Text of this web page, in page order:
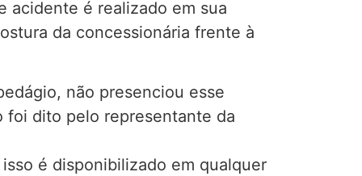
acidente é realizado em sua
da concessionária frente à
não presenciou esse
foi dito pelo representante da
é disponibilizado em qualquer